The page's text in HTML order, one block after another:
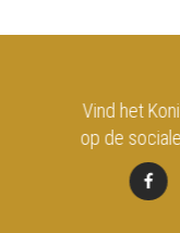
Vind het Koninklijk Circus
op de sociale netwerken!